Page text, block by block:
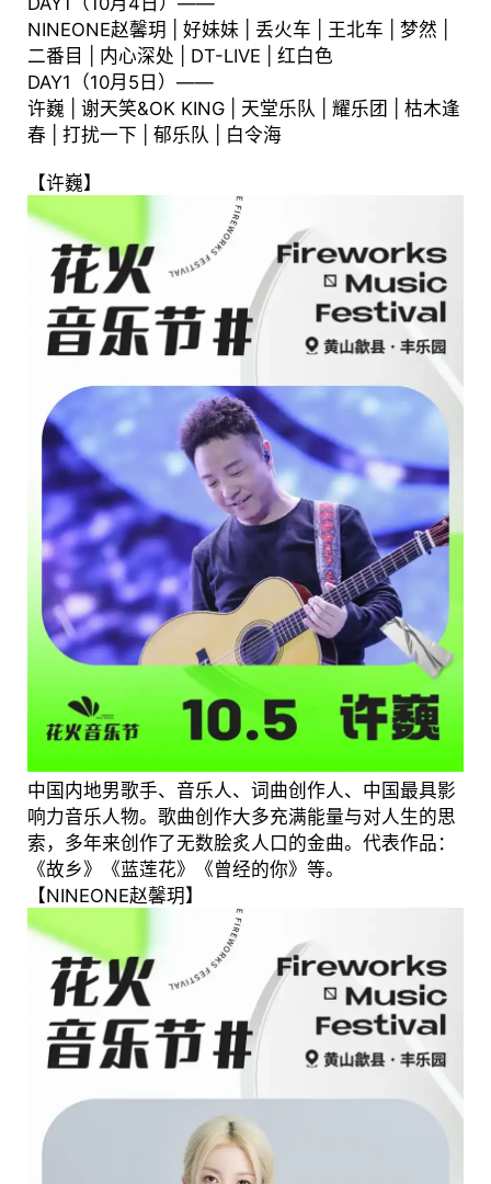
NINEONE赵馨玥 | 好妹妹 | 丢火车 | 王北车 | 梦然 |
二番目 | 内心深处 | DT-LIVE | 红白色
DAY1（10月5日）——
许巍 | 谢天笑&OK KING | 天堂乐队 | 耀乐团 | 枯木逢
春 | 打扰一下 | 郁乐队 | 白令海
【许巍】
中国内地男歌手、音乐人、词曲创作人、中国最具影
响力音乐人物。歌曲创作大多充满能量与对人生的思
索，多年来创作了无数脍炙人口的金曲。代表作品：
《故乡》《蓝莲花》《曾经的你》等。
【NINEONE赵馨玥】